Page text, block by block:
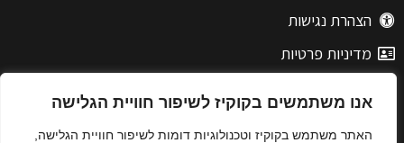
אנו משתמשים בקוקיז לשיפור חוויית הגלישה
האתר משתמש בקוקיז וטכנולוגיות דומות לשיפור חוויית הגלישה,
הצהרת נגישות
מדיניות פרטיות